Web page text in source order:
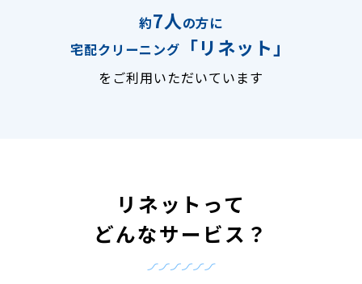
約7人の方に
宅配クリーニング
「リネット」
をご利用いただいています
リネットって
どんなサービス？